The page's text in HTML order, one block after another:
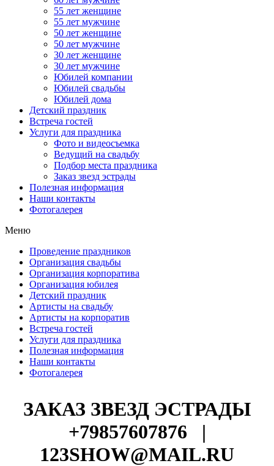
55 лет женщине
55 лет мужчине
50 лет женщине
50 лет мужчине
30 лет женщине
30 лет мужчине
Юбилей компании
Юбилей свадьбы
Юбилей дома
Детский праздник
Встреча гостей
Услуги для праздника
Фото и видеосъемка
Ведущий на свадьбу
Подбор места праздника
Заказ звезд эстрады
Полезная информация
Наши контакты
Фотогалерея
Меню
Проведение праздников
Организация свадьбы
Организация корпоратива
Организация юбилея
Детский праздник
Артисты на свадьбу
Артисты на корпоратив
Встреча гостей
Услуги для праздника
Полезная информация
Наши контакты
Фотогалерея
ЗАКАЗ ЗВЕЗД ЭСТРАДЫ
+79857607876
|
123SHOW@MAIL.RU